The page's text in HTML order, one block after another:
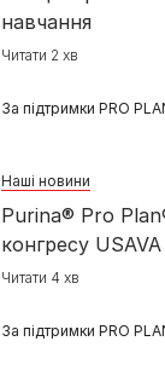
навчання
Читати 2 хв
За підтримки PRO
Наші новини
Purina® Pro
конгресу
Читати 4 хв
За підтримки PRO